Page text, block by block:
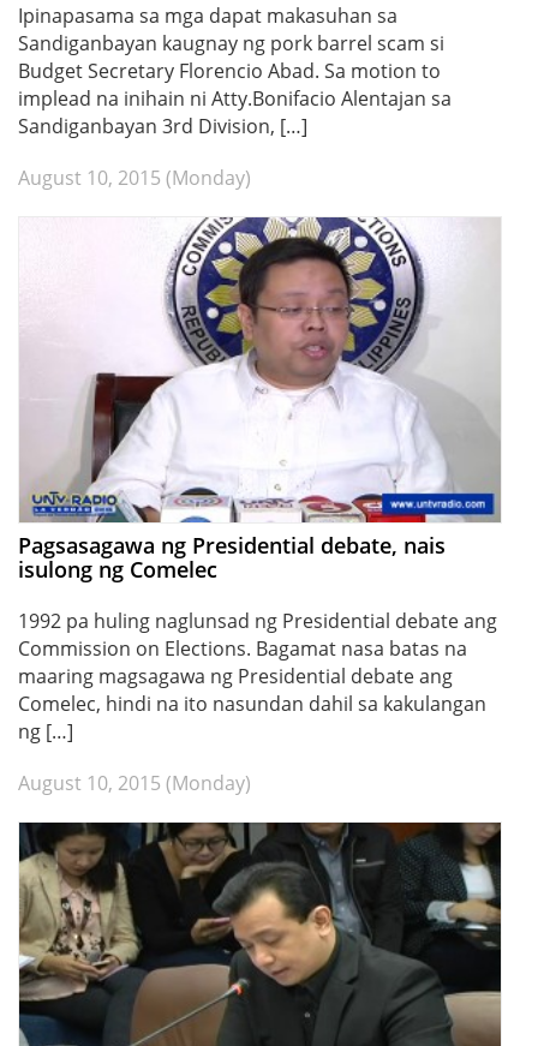
Ipinapasama sa mga dapat makasuhan sa
Sandiganbayan kaugnay ng pork barrel scam si
Budget Secretary Florencio Abad. Sa motion to
implead na inihain ni Atty.Bonifacio Alentajan sa
Sandiganbayan 3rd Division, […]
August 10, 2015 (Monday)
Pagsasagawa ng Presidential debate, nais
isulong ng Comelec
1992 pa huling naglunsad ng Presidential debate ang
Commission on Elections. Bagamat nasa batas na
maaring magsagawa ng Presidential debate ang
Comelec, hindi na ito nasundan dahil sa kakulangan
ng […]
August 10, 2015 (Monday)